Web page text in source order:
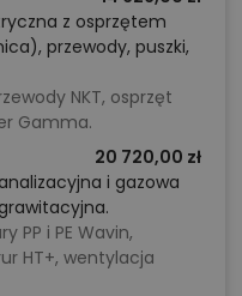
z osprzętem
przewody, puszki,
NKT, osprzęt
Gamma.
20 720,00 zł
i gazowa
PP i PE Wavin,
HT+, wentylacja